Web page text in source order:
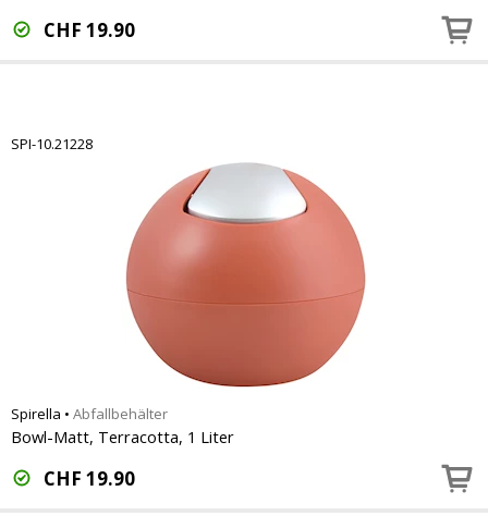
CHF 19.90
SPI-10.21228
Spirella • Abfallbehälter
Bowl-Matt, Terracotta, 1 Liter
CHF 19.90